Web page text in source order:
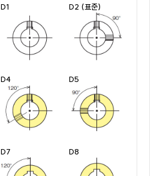
D1 D2 (표준)
D4 D5
D7 D8